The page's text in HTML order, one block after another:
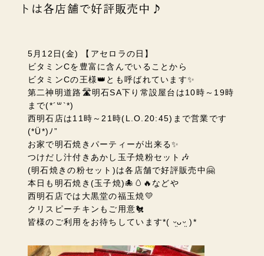
トは各店舗で好評販売中♪
5月12日(金) 【アセロラの日】
ビタミンCを豊富に含んでいることから
ビタミンCの王様👑とも呼ばれています✨
第二神明道路🛣️明石SA下り常設屋台は10時～19時
まで(*´꒳`*)
西明石店は11時～21時(L.O.20:45)まで営業です
(*Ü*)ﾉ”
お家で明石焼きパーティーが出来る✨
つけだし汁付きあかし玉子焼粉セット🎶
(明石焼きの粉セット)は各店舗で好評販売中🤗
本日も明石焼き(玉子焼)🐙🥚🔥などや
西明石店では大黒堂の福玉焼💛
クリスピーチキンもご用意🐔
皆様のご利用をお待ちしています*( ᵕ̤ᴗᵕ̤ )*